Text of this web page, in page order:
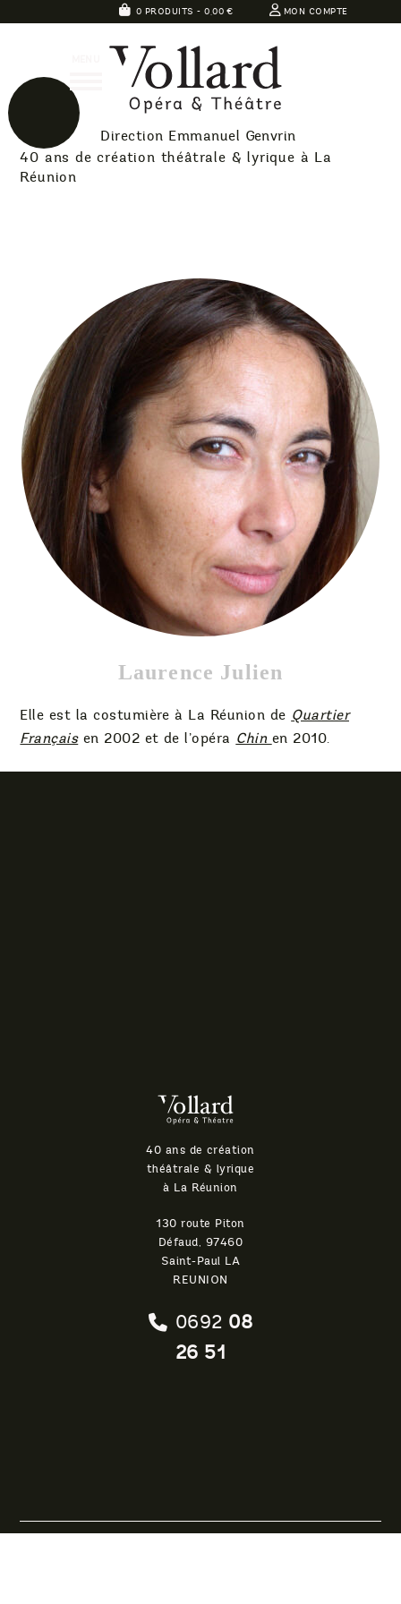
MON COMPTE
0 PRODUITS -0,00€
Théatre
Vollard
Direction Emmanuel Genvrin
40 ans de création théâtrale & lyrique à La
Réunion
Laurence Julien
Elle est la costumière à La Réunion de Quartier
Françaisen 2002 et de l’opéra Chin en 2010.
Théatre
Vollard
40 ans de création
théâtrale & lyrique
à La Réunion
130 route Piton
Défaud, 97460
Saint-Paul LA
REUNION
0692 08
26 51